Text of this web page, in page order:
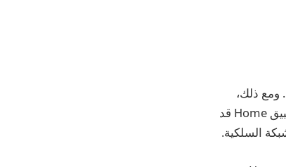
يحتوي تطبيق Home بالفعل على خيار لاستخدام Apple TV أو HomePod كجهاز Home Hub. ومع ذلك،
سيختار النظام جهازًا عشوائيًا ليكون بمثابة مركز، الأمر الذي أحبط المستخدمين. وذلك لأن تطبيق Home قد